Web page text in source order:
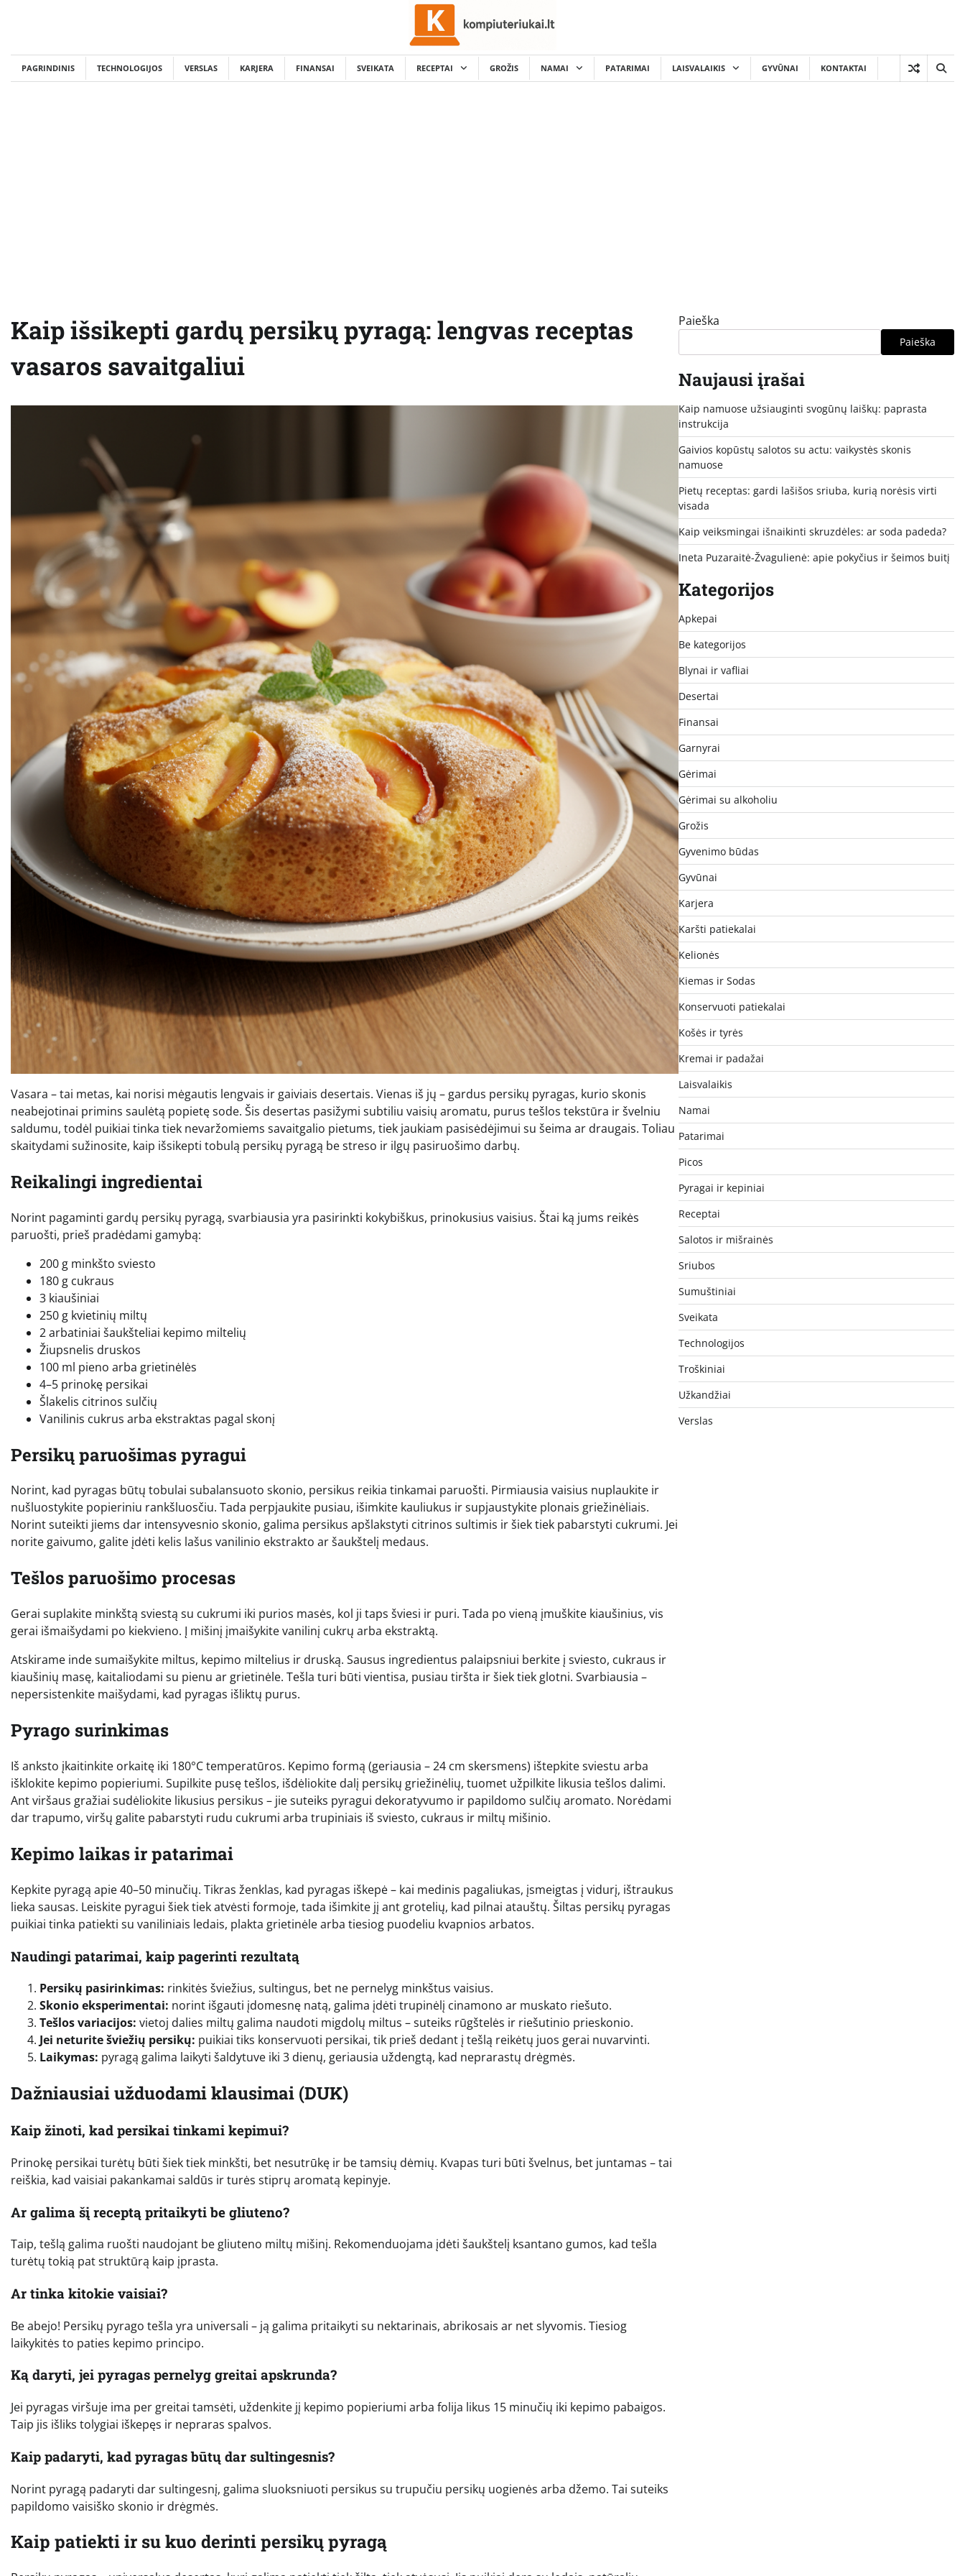
PAGRINDINIS TECHNOLOGIJOS VERSLAS KARJERA FINANSAI SVEIKATA RECEPTAI GROŽIS NAMAI PATARIMAI LAISVALAIKIS GYVŪNAI KONTAKTAI
Kaip išsikepti gardų persikų pyragą: lengvas receptas
vasaros savaitgaliui
Vasara – tai metas, kai norisi mėgautis lengvais ir gaiviais desertais. Vienas iš jų – gardus persikų pyragas, kurio skonis
neabejotinai primins saulėtą popietę sode. Šis desertas pasižymi subtiliu vaisių aromatu, purus tešlos tekstūra ir švelniu
saldumu, todėl puikiai tinka tiek nevaržomiems savaitgalio pietums, tiek jaukiam pasisėdėjimui su šeima ar draugais. Toliau
skaitydami sužinosite, kaip išsikepti tobulą persikų pyragą be streso ir ilgų pasiruošimo darbų.
Reikalingi ingredientai
Norint pagaminti gardų persikų pyragą, svarbiausia yra pasirinkti kokybiškus, prinokusius vaisius. Štai ką jums reikės
paruošti, prieš pradėdami gamybą:
200 g minkšto sviesto
180 g cukraus
3 kiaušiniai
250 g kvietinių miltų
2 arbatiniai šaukšteliai kepimo miltelių
Žiupsnelis druskos
100 ml pieno arba grietinėlės
4–5 prinokę persikai
Šlakelis citrinos sulčių
Vanilinis cukrus arba ekstraktas pagal skonį
Persikų paruošimas pyragui
Norint, kad pyragas būtų tobulai subalansuoto skonio, persikus reikia tinkamai paruošti. Pirmiausia vaisius nuplaukite ir
nušluostykite popieriniu rankšluosčiu. Tada perpjaukite pusiau, išimkite kauliukus ir supjaustykite plonais griežinėliais.
Norint suteikti jiems dar intensyvesnio skonio, galima persikus apšlakstyti citrinos sultimis ir šiek tiek pabarstyti cukrumi. Jei
norite gaivumo, galite įdėti kelis lašus vanilinio ekstrakto ar šaukštelį medaus.
Tešlos paruošimo procesas
Gerai suplakite minkštą sviestą su cukrumi iki purios masės, kol ji taps šviesi ir puri. Tada po vieną įmuškite kiaušinius, vis
gerai išmaišydami po kiekvieno. Į mišinį įmaišykite vanilinį cukrų arba ekstraktą.
Atskirame inde sumaišykite miltus, kepimo miltelius ir druską. Sausus ingredientus palaipsniui berkite į sviesto, cukraus ir
kiaušinių masę, kaitaliodami su pienu ar grietinėle. Tešla turi būti vientisa, pusiau tiršta ir šiek tiek glotni. Svarbiausia –
nepersistenkite maišydami, kad pyragas išliktų purus.
Pyrago surinkimas
Iš anksto įkaitinkite orkaitę iki 180°C temperatūros. Kepimo formą (geriausia – 24 cm skersmens) ištepkite sviestu arba
išklokite kepimo popieriumi. Supilkite pusę tešlos, išdėliokite dalį persikų griežinėlių, tuomet užpilkite likusia tešlos dalimi.
Ant viršaus gražiai sudėliokite likusius persikus – jie suteiks pyragui dekoratyvumo ir papildomo sulčių aromato. Norėdami
dar trapumo, viršų galite pabarstyti rudu cukrumi arba trupiniais iš sviesto, cukraus ir miltų mišinio.
Kepimo laikas ir patarimai
Kepkite pyragą apie 40–50 minučių. Tikras ženklas, kad pyragas iškepė – kai medinis pagaliukas, įsmeigtas į vidurį, ištraukus
lieka sausas. Leiskite pyragui šiek tiek atvėsti formoje, tada išimkite jį ant grotelių, kad pilnai atauštų. Šiltas persikų pyragas
puikiai tinka patiekti su vaniliniais ledais, plakta grietinėle arba tiesiog puodeliu kvapnios arbatos.
Naudingi patarimai, kaip pagerinti rezultatą
Persikų pasirinkimas: rinkitės šviežius, sultingus, bet ne pernelyg minkštus vaisius.
Skonio eksperimentai: norint išgauti įdomesnę natą, galima įdėti trupinėlį cinamono ar muskato riešuto.
Tešlos variacijos: vietoj dalies miltų galima naudoti migdolų miltus – suteiks rūgštelės ir riešutinio prieskonio.
Jei neturite šviežių persikų: puikiai tiks konservuoti persikai, tik prieš dedant į tešlą reikėtų juos gerai nuvarvinti.
Laikymas: pyragą galima laikyti šaldytuve iki 3 dienų, geriausia uždengtą, kad neprarastų drėgmės.
Dažniausiai užduodami klausimai (DUK)
Kaip žinoti, kad persikai tinkami kepimui?
Prinokę persikai turėtų būti šiek tiek minkšti, bet nesutrūkę ir be tamsių dėmių. Kvapas turi būti švelnus, bet juntamas – tai
reiškia, kad vaisiai pakankamai saldūs ir turės stiprų aromatą kepinyje.
Ar galima šį receptą pritaikyti be gliuteno?
Taip, tešlą galima ruošti naudojant be gliuteno miltų mišinį. Rekomenduojama įdėti šaukštelį ksantano gumos, kad tešla
turėtų tokią pat struktūrą kaip įprasta.
Ar tinka kitokie vaisiai?
Be abejo! Persikų pyrago tešla yra universali – ją galima pritaikyti su nektarinais, abrikosais ar net slyvomis. Tiesiog
laikykitės to paties kepimo principo.
Ką daryti, jei pyragas pernelyg greitai apskrunda?
Jei pyragas viršuje ima per greitai tamsėti, uždenkite jį kepimo popieriumi arba folija likus 15 minučių iki kepimo pabaigos.
Taip jis išliks tolygiai iškepęs ir nepraras spalvos.
Kaip padaryti, kad pyragas būtų dar sultingesnis?
Norint pyragą padaryti dar sultingesnį, galima sluoksniuoti persikus su trupučiu persikų uogienės arba džemo. Tai suteiks
papildomo vaisiško skonio ir drėgmės.
Kaip patiekti ir su kuo derinti persikų pyragą
Paieška
Paieška
Naujausi įrašai
Kaip namuose užsiauginti svogūnų laiškų: paprasta
instrukcija
Gaivios kopūstų salotos su actu: vaikystės skonis
namuose
Pietų receptas: gardi lašišos sriuba, kurią norėsis virti
visada
Kaip veiksmingai išnaikinti skruzdėles: ar soda padeda?
Ineta Puzaraitė-Žvagulienė: apie pokyčius ir šeimos buitį
Kategorijos
Apkepai
Be kategorijos
Blynai ir vafliai
Desertai
Finansai
Garnyrai
Gėrimai
Gėrimai su alkoholiu
Grožis
Gyvenimo būdas
Gyvūnai
Karjera
Karšti patiekalai
Kelionės
Kiemas ir Sodas
Konservuoti patiekalai
Košės ir tyrės
Kremai ir padažai
Laisvalaikis
Namai
Patarimai
Picos
Pyragai ir kepiniai
Receptai
Salotos ir mišrainės
Sriubos
Sumuštiniai
Sveikata
Technologijos
Troškiniai
Užkandžiai
Verslas